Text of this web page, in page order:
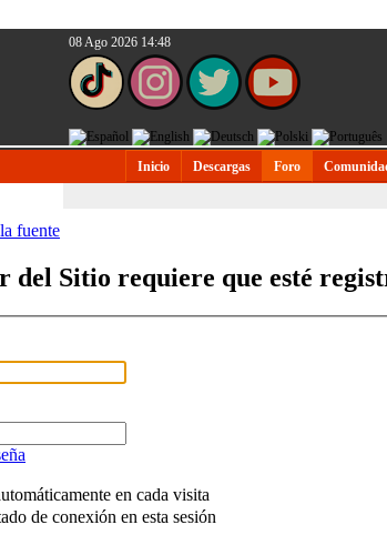
08 Ago 2026 14:48
Inicio Descargas Foro
fuente
Sitio requiere que esté
en cada visita
de conexión en esta sesión